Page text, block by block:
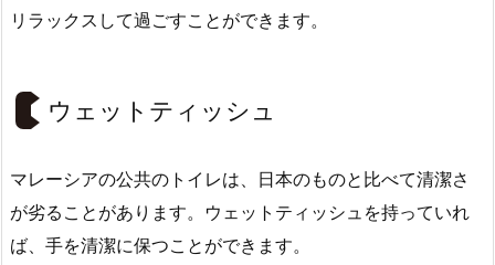
リラックスして過ごすことができます。
ウェットティッシュ
マレーシアの公共のトイレは、日本のものと比べて清潔さ
が劣ることがあります。ウェットティッシュを持っていれ
ば、手を清潔に保つことができます。